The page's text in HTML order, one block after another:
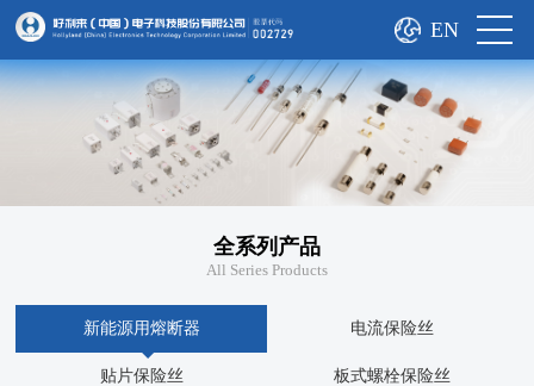
EN
全系列产品
All Series Products
新能源用熔断器 电流保险丝
贴片保险丝 板式螺栓保险丝